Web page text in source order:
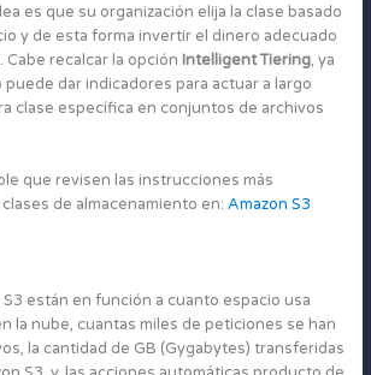
es que su organización elija la clase basado
y de esta forma invertir el dinero adecuado
Cabe recalcar la opción Intelligent Tiering, ya
dar indicadores para actuar a largo
clase específica en conjuntos de archivos
que revisen las instrucciones más
de almacenamiento en: Amazon S3
están en función a cuanto espacio usa
la nube, cuantas miles de peticiones se han
la cantidad de GB (Gygabytes) transferidas